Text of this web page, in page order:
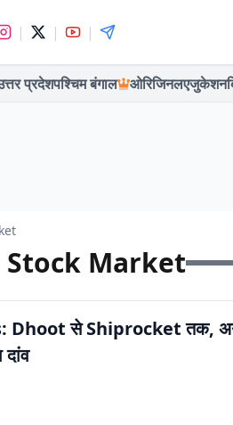
| | |
प्रदेशपश्चिम बंगाल ओरिजिनलएजुकेशन
Market
Dhoot से Shiprocket तक,